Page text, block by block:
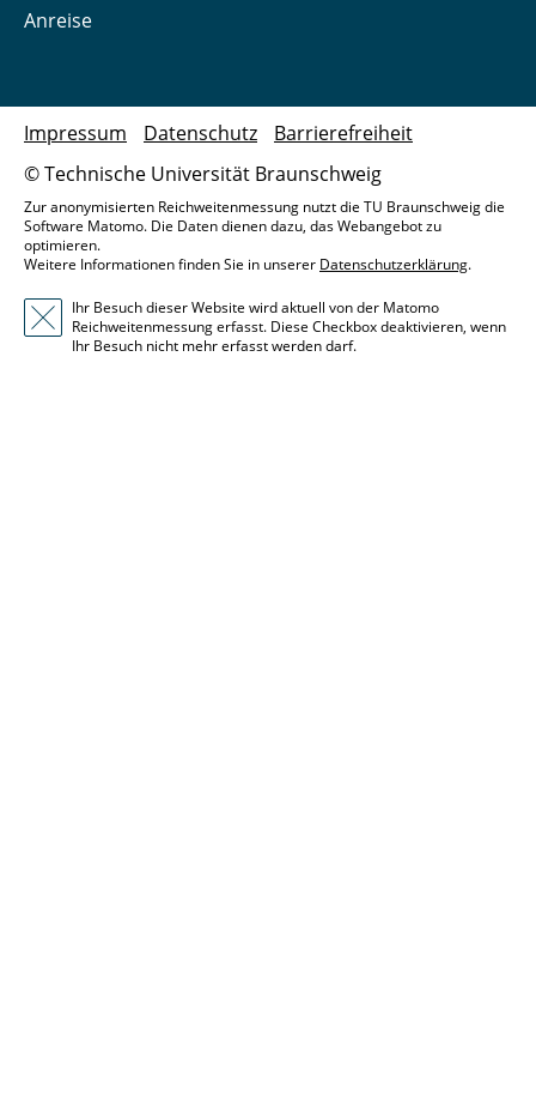
Anreise
© Technische Universität Braunschweig
Impressum Datenschutz Barrierefreiheit
Zur anonymisierten Reichweitenmessung nutzt die TU Braunschweig die
Software Matomo. Die Daten dienen dazu, das Webangebot zu
optimieren.
Weitere Informationen finden Sie in unserer Datenschutzerklärung.
Ihr Besuch dieser Website wird aktuell von der Matomo
Reichweitenmessung erfasst. Diese Checkbox deaktivieren, wenn
Ihr Besuch nicht mehr erfasst werden darf.